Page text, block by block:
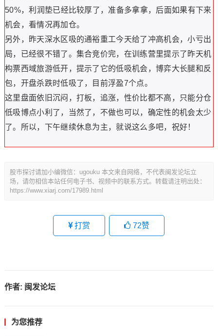
50%，利润垫已经比较厚了，准备多拿拿，后面如果有下来
机会，看情况再加仓。
另外，昨天深水区吸的通裕重工今天给了冲高机会，小亏出
局，已经很不错了。集合竞价完，在训练营里提示了昨天机
构票西域旅游低开，提示了它的低吸机会，博弈大长腿和反
包，开盘杀跌时低吸了，目前浮盈7个点。
这里盘面依旧沉闷，打板，追涨，性价比都不高，只能分仓
低吸博点小利了，当然了，不做也可以，确定性的机会太少
了。所以，下午继续休息为主，就说这么多吧，祝好！
股市探讨请加小编微信：ugouku 本文来自网络，不代表闽发论坛立
场，请勿相信本站任何电子书、视频中的联系方式。转载请注明出处：
https://www.xiarj.com/17989.html
打赏 72赞
作者: 闽发论坛
为您推荐